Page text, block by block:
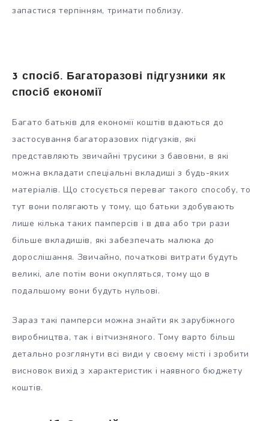
запастися терпінням, тримати поблизу.
3 спосіб. Багаторазові підгузники як
спосіб економії
Багато батьків для економії коштів вдаються до
застосування багаторазових підгузків, які
представляють звичайні трусики з бавовни, в які
можна вкладати спеціальні вкладиші з будь-яких
матеріалів. Що стосується переваг такого способу, то
тут вони полягають у тому, що батьки здобувають
лише кілька таких памперсів і в два або три рази
більше вкладишів, які забезпечать малюка до
дорослішання. Звичайно, початкові витрати будуть
великі, але потім вони окупляться, тому що в
подальшому вони будуть нульові.
Зараз такі памперси можна знайти як зарубіжного
виробництва, так і вітчизняного. Тому варто більш
детально розглянути всі види у своєму місті і зробити
висновок вихід з характеристик і наявного бюджету
коштів.